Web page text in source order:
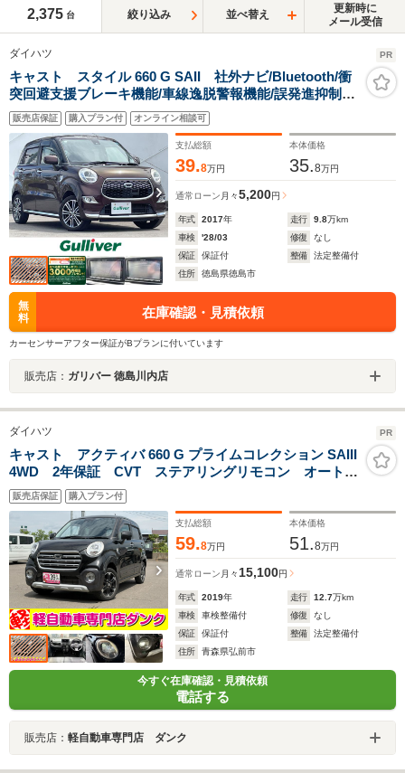
2,375 台 絞り込み 並べ替え
更新時に
メール受信
ダイハツ PR
キャスト スタイル 660 G SAII 社外ナビ/Bluetooth/衝
突回避支援ブレーキ機能/車線逸脱警報機能/誤発進抑制制
御機能/先行車発進通知機能/バックカメラ/ドライブレコー
ダー/ETC/横滑り防止装置/アイドリングストップ
販売店保証 購入プラン付 オンライン相談可
支払総額
39.8万円
本体価格
35.8万円
通常ローン 月々5,200円
年式 2017年 走行 9.8万km
車検
'28/03 修復
なし
保証
保証付 整備
法定整備付
住所
徳島県徳島市
無
料
在庫確認・見積依頼
カーセンサーアフター保証がBプランに付いています
販売店： ガリバー 徳島川内店
ダイハツ PR
キャスト アクティバ 660 G プライムコレクション SAIII
4WD 2年保証 CVT ステアリングリモコン オートエ
アコン シートヒーター 電動格納ミラー 純正アルミ
ホイール装着 LEDヘッドライト フォグランプ プッ
シュスタート
販売店保証 購入プラン付
支払総額
59.8万円
本体価格
51.8万円
通常ローン 月々15,100円
年式 2019年 走行 12.7万km
車検
車検整備付 修復
なし
保証
保証付 整備
法定整備付
住所
青森県弘前市
今すぐ在庫確認・見積依頼
電話する
販売店： 軽自動車専門店 ダンク